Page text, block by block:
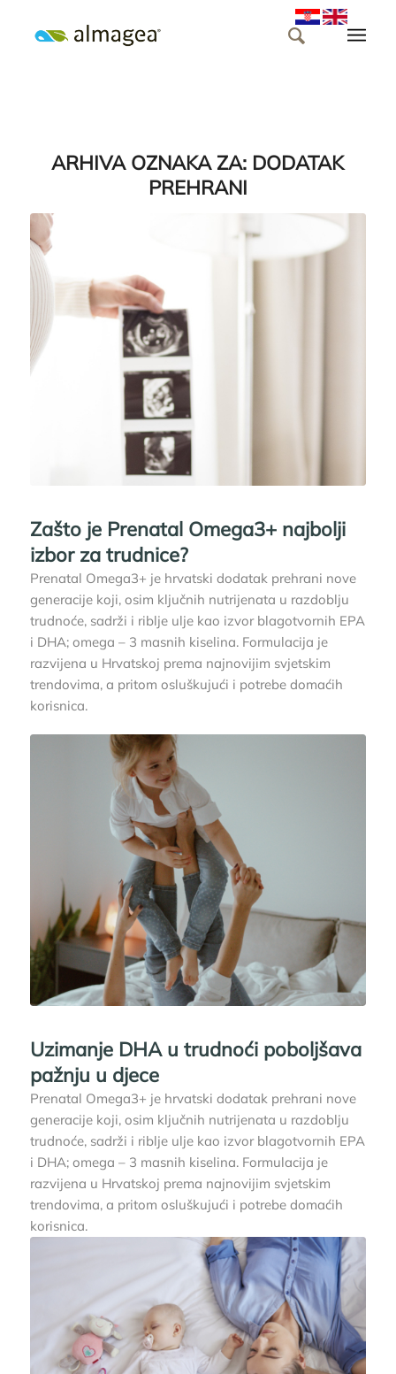
ARHIVA OZNAKA ZA: DODATAK
PREHRANI
Zašto je Prenatal Omega3+ najbolji
izbor za trudnice?
Prenatal Omega3+ je hrvatski dodatak prehrani nove
generacije koji, osim ključnih nutrijenata u razdoblju
trudnoće, sadrži i riblje ulje kao izvor blagotvornih EPA
i DHA; omega – 3 masnih kiselina. Formulacija je
razvijena u Hrvatskoj prema najnovijim svjetskim
trendovima, a pritom osluškujući i potrebe domaćih
korisnica.
Uzimanje DHA u trudnoći poboljšava
pažnju u djece
Prenatal Omega3+ je hrvatski dodatak prehrani nove
generacije koji, osim ključnih nutrijenata u razdoblju
trudnoće, sadrži i riblje ulje kao izvor blagotvornih EPA
i DHA; omega – 3 masnih kiselina. Formulacija je
razvijena u Hrvatskoj prema najnovijim svjetskim
trendovima, a pritom osluškujući i potrebe domaćih
korisnica.